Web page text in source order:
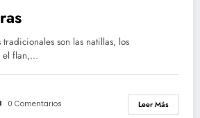
tradicionales son las natillas, los
el flan,…
0 Comentarios Leer Más